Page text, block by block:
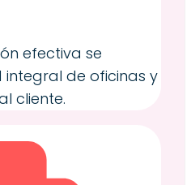
efectiva se
de oficinas y
cliente.